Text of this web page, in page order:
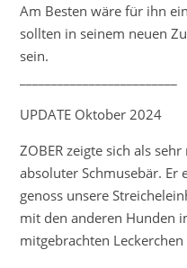
Am Besten wäre für ihn
sollten in seinem neuen
sein.
UPDATE Oktober 2024
ZOBER zeigte sich als
absoluter Schmusebär. Er
genoss unsere
mit den anderen Hunden
mitgebrachten